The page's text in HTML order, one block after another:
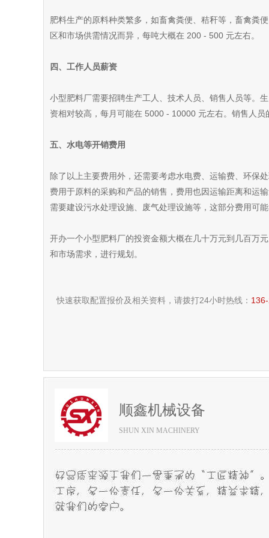
肥料生产的原料种类繁多，如畜禽粪便、秸秆等，畜禽粪
区和市场供需情况而异，每吨大概在 200 - 500 元左右。
四、工作人员薪资
小型肥料厂需要招聘生产工人、技术人员、销售人员等。
资相对较高，每月可能在 5000 - 10000 元左右。销售人员
五、水电等开销费用
除了以上主要费用外，还需要考虑水电费、运输费、环保
费用于原料的采购和产品的销售，费用也因运输距离和运
需要建设污水处理设施、废气处理设施等，这部分费用可
开办一个小型肥料厂的投资金额大概在几十万元到几百万
和市场需求，进行规划。
快速获取配置报价及相关资料，请拨打24小时热线：
顺鑫机械设备
SHUN XIN MACHINERY